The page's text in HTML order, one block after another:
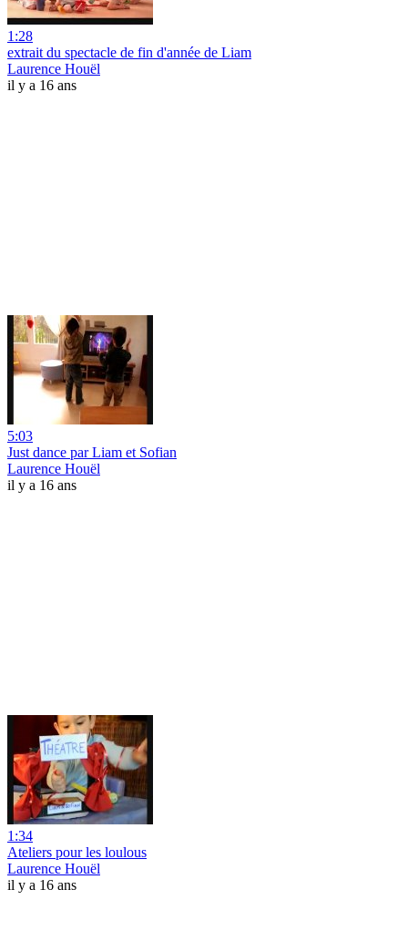
1:28
extrait du spectacle de fin d'année de Liam
Laurence Houël
il y a 16 ans
5:03
Just dance par Liam et Sofian
Laurence Houël
il y a 16 ans
1:34
Ateliers pour les loulous
Laurence Houël
il y a 16 ans